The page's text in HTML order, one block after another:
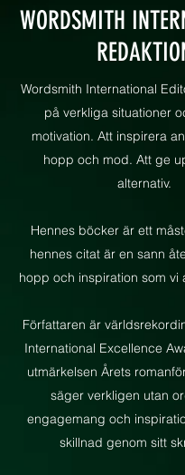
WORDSMITH
Wordsmith International
på verkliga situationer
motivation. Att inspirera
hopp och mod. Att ge
alternativ.
Hennes böcker är ett
hennes citat är en sann
hopp och inspiration som vi
Författaren är
International Excellence
utmärkelsen Årets
säger verkligen utan
engagemang och
skillnad genom sitt